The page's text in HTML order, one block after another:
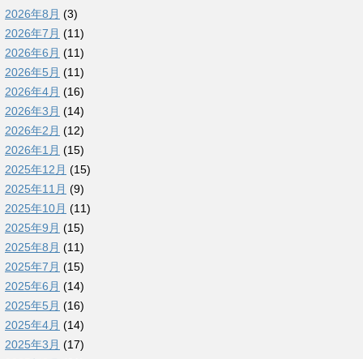
2026年8月 (3)
2026年7月 (11)
2026年6月 (11)
2026年5月 (11)
2026年4月 (16)
2026年3月 (14)
2026年2月 (12)
2026年1月 (15)
2025年12月 (15)
2025年11月 (9)
2025年10月 (11)
2025年9月 (15)
2025年8月 (11)
2025年7月 (15)
2025年6月 (14)
2025年5月 (16)
2025年4月 (14)
2025年3月 (17)